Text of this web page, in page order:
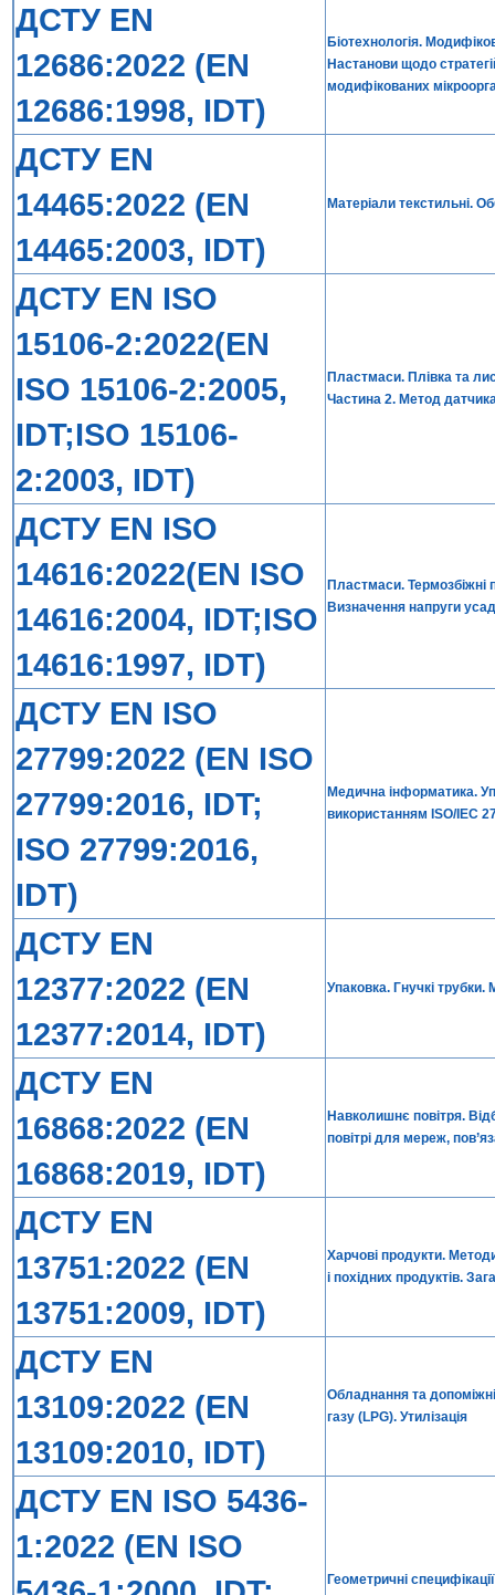
ДСТУ EN
12686:2022 (EN
12686:1998, IDT)
Біотехнологія.
Настанови щодо
модифікованих
ДСТУ EN
14465:2022 (EN
14465:2003, IDT)
Матеріали текстильні.
ДСТУ EN ISO
15106-2:2022(EN
ISO 15106-2:2005,
IDT;ISO 15106-
2:2003, IDT)
Пластмаси. Плівка та
Частина 2. Метод
ДСТУ EN ISO
14616:2022(EN ISO
14616:2004, IDT;ISO
14616:1997, IDT)
Пластмаси. Термозбіжні
Визначення напруги
ДСТУ EN ISO
27799:2022 (EN ISO
27799:2016, IDT;
ISO 27799:2016,
IDT)
Медична інформатика.
використанням ISO/IEC
ДСТУ EN
12377:2022 (EN
12377:2014, IDT)
Упаковка. Гнучкі трубки.
ДСТУ EN
16868:2022 (EN
16868:2019, IDT)
Навколишнє повітря.
повітрі для мереж,
ДСТУ EN
13751:2022 (EN
13751:2009, IDT)
Харчові продукти.
і похідних продуктів.
ДСТУ EN
13109:2022 (EN
13109:2010, IDT)
Обладнання та
газу (LPG). Утилізація
ДСТУ EN ISO 5436-
1:2022 (EN ISO
Геометричні